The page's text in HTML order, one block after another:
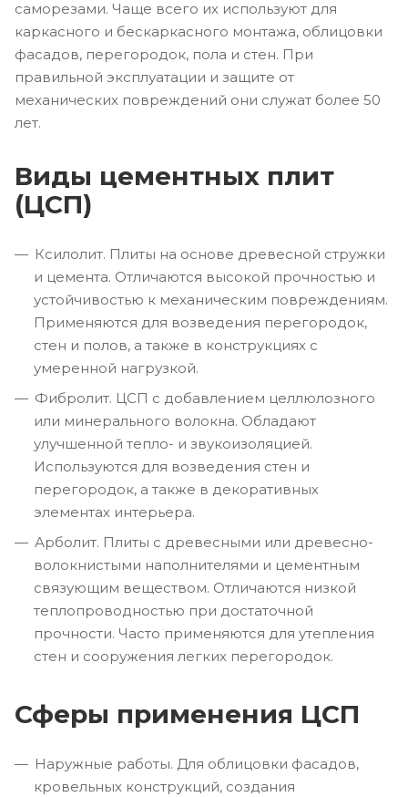
саморезами. Чаще всего их используют для
каркасного и бескаркасного монтажа, облицовки
фасадов, перегородок, пола и стен. При
правильной эксплуатации и защите от
механических повреждений они служат более 50
лет.
Виды цементных плит
(ЦСП)
Ксилолит. Плиты на основе древесной стружки
и цемента. Отличаются высокой прочностью и
устойчивостью к механическим повреждениям.
Применяются для возведения перегородок,
стен и полов, а также в конструкциях с
умеренной нагрузкой.
Фибролит. ЦСП с добавлением целлюлозного
или минерального волокна. Обладают
улучшенной тепло- и звукоизоляцией.
Используются для возведения стен и
перегородок, а также в декоративных
элементах интерьера.
Арболит. Плиты с древесными или древесно-
волокнистыми наполнителями и цементным
связующим веществом. Отличаются низкой
теплопроводностью при достаточной
прочности. Часто применяются для утепления
стен и сооружения легких перегородок.
Сферы применения ЦСП
Наружные работы. Для облицовки фасадов,
кровельных конструкций, создания